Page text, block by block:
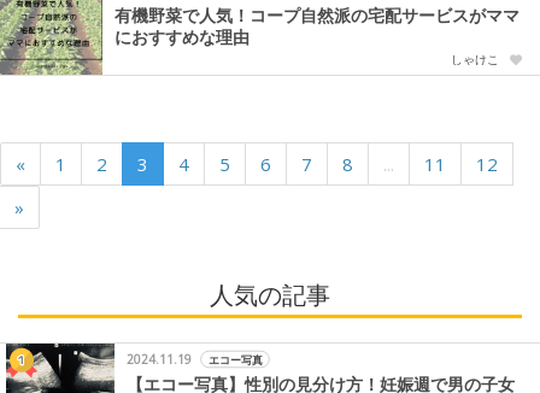
有機野菜で人気！コープ自然派の宅配サービスがママ
におすすめな理由
しゃけこ
« 1 2 3 4 5 6 7 8 ... 11
12
»
人気の記事
2024.11.19 エコー写真
【エコー写真】性別の見分け方！妊娠週で男の子女